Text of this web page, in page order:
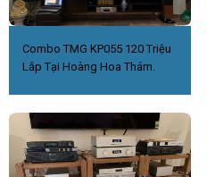
Combo TMG KP055 120 Triệu
Lắp Tại Hoàng Hoa Thám.